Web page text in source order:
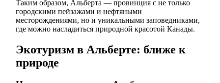
Таким образом, Альберта — провинция с не только
городскими пейзажами и нефтяными
месторождениями, но и уникальными заповедниками,
где можно насладиться природной красотой Канады.
Экотуризм в Альберте: ближе к
природе